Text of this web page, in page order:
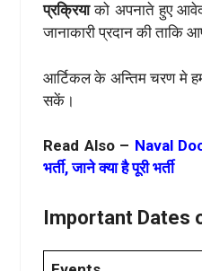
प्रक्रियाको अपनाते हुए
जानाकारी प्रदान की
आर्टिकल के अन्तिम चरण मे
सकें।
Read Also – Naval
भर्ती, जाने क्या है पूरी भर्ती
Important Dates